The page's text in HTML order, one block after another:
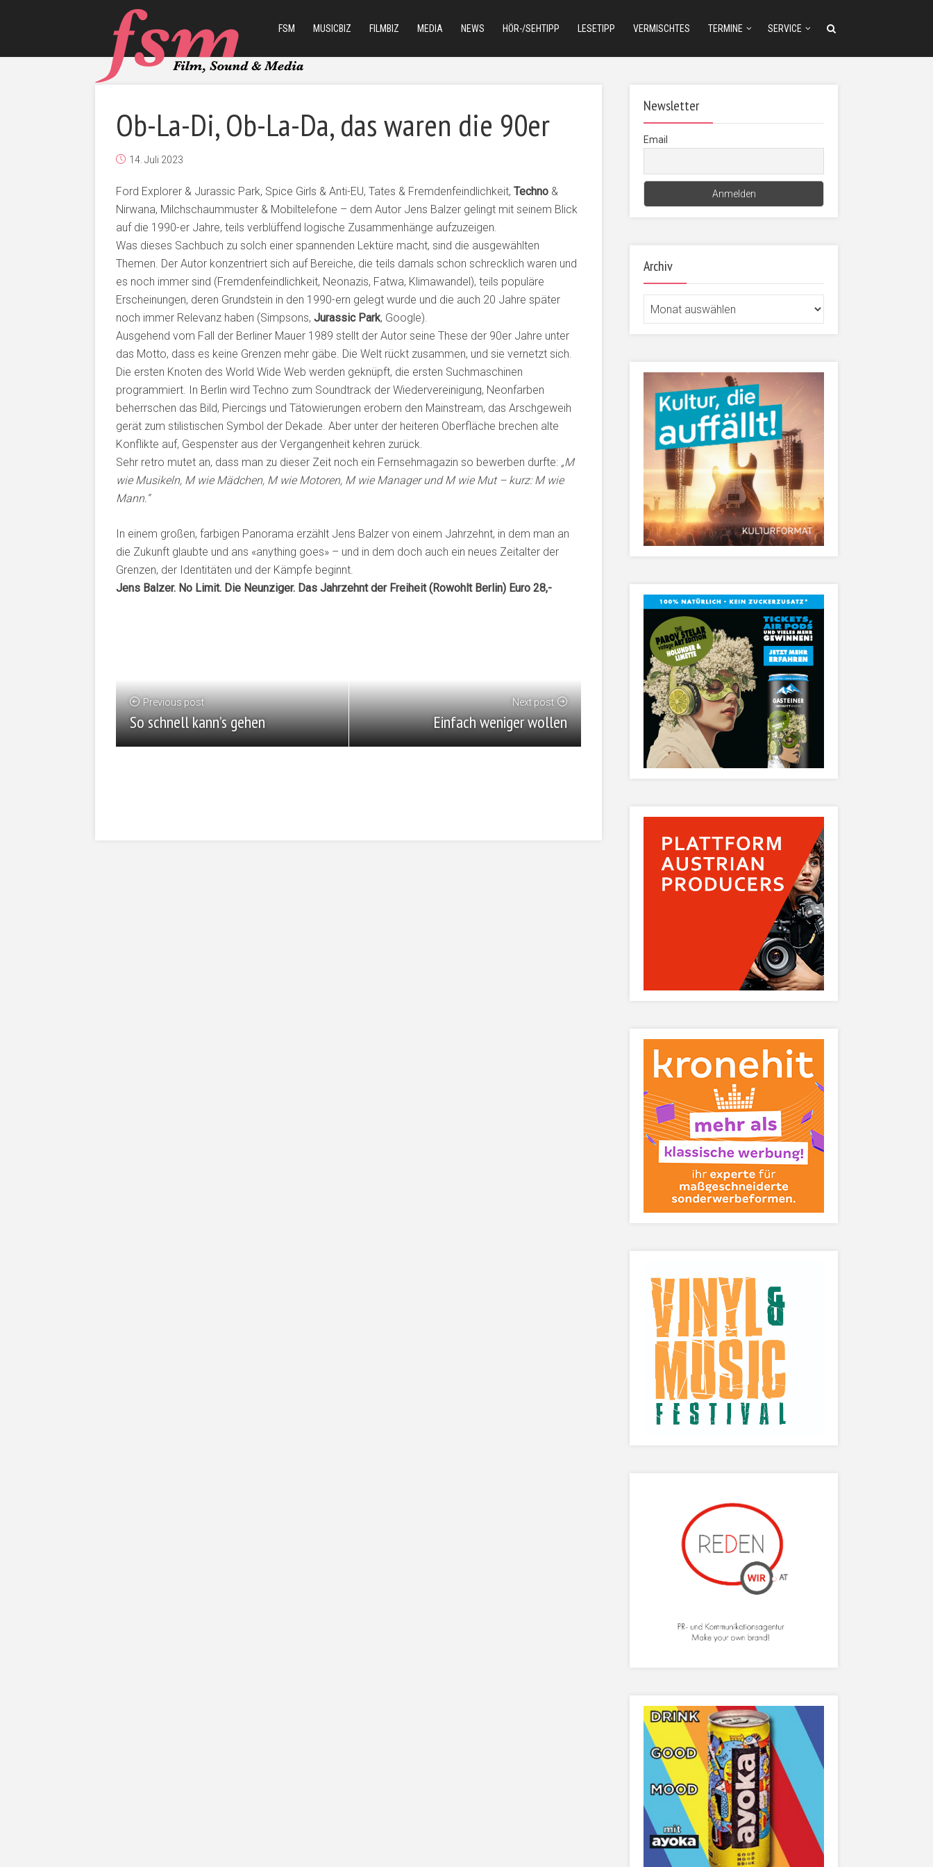
FSM MUSICBIZ FILMBIZ MEDIA NEWS HÖR-/SEHTIPP LESETIPP VERMISCHTES TERMINE SERVICE
Ob-La-Di, Ob-La-Da, das waren die 90er
14. Juli 2023
Ford Explorer & Jurassic Park, Spice Girls & Anti-EU, Tates & Fremdenfeindlichkeit, Techno &
Nirwana, Milchschaummuster & Mobiltelefone – dem Autor Jens Balzer gelingt mit seinem Blick
auf die 1990-er Jahre, teils verblüffend logische Zusammenhänge aufzuzeigen.
Was dieses Sachbuch zu solch einer spannenden Lektüre macht, sind die ausgewählten
Themen. Der Autor konzentriert sich auf Bereiche, die teils damals schon schrecklich waren und
es noch immer sind (Fremdenfeindlichkeit, Neonazis, Fatwa, Klimawandel), teils populäre
Erscheinungen, deren Grundstein in den 1990-ern gelegt wurde und die auch 20 Jahre später
noch immer Relevanz haben (Simpsons, Jurassic Park, Google).
Ausgehend vom Fall der Berliner Mauer 1989 stellt der Autor seine These der 90er Jahre unter
das Motto, dass es keine Grenzen mehr gäbe. Die Welt rückt zusammen, und sie vernetzt sich.
Die ersten Knoten des World Wide Web werden geknüpft, die ersten Suchmaschinen
programmiert. In Berlin wird Techno zum Soundtrack der Wiedervereinigung, Neonfarben
beherrschen das Bild, Piercings und Tätowierungen erobern den Mainstream, das Arschgeweih
gerät zum stilistischen Symbol der Dekade. Aber unter der heiteren Oberfläche brechen alte
Konflikte auf, Gespenster aus der Vergangenheit kehren zurück.
Sehr retro mutet an, dass man zu dieser Zeit noch ein Fernsehmagazin so bewerben durfte: „M
wie Musikeln, M wie Mädchen, M wie Motoren, M wie Manager und M wie Mut – kurz: M wie
Mann.“
In einem großen, farbigen Panorama erzählt Jens Balzer von einem Jahrzehnt, in dem man an
die Zukunft glaubte und ans «anything goes» – und in dem doch auch ein neues Zeitalter der
Grenzen, der Identitäten und der Kämpfe beginnt.
Jens Balzer. No Limit. Die Neunziger. Das Jahrzehnt der Freiheit (Rowohlt Berlin) Euro 28,-
Previous post
So schnell kann’s gehen
Next post
Einfach weniger wollen
Newsletter
Email
Archiv
Archiv